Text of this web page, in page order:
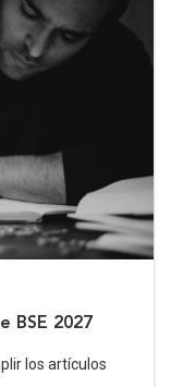
BSE 2027
los artículos